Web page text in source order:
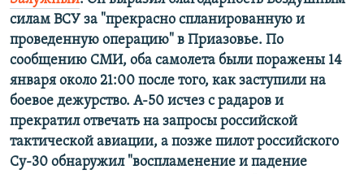
силам ВСУ за "прекрасно спланированную и
проведенную операцию" в Приазовье. По
сообщению СМИ, оба самолета были поражены 14
января около 21:00 после того, как заступили на
боевое дежурство. А-50 исчез с радаров и
прекратил отвечать на запросы российской
тактической авиации, а позже пилот российского
Су-30 обнаружил "воспламенение и падение